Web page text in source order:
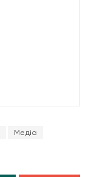
Медіа